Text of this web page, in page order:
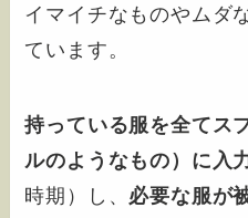
イマイチなものやムダ
ています。
持っている服を全てス
ルのようなもの）に入
時期）し、 必要な服が